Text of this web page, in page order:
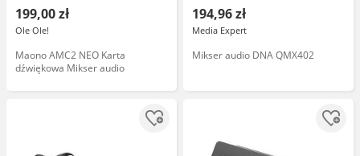
199,00 zł
Ole Ole!
Maono AMC2 NEO Karta
dźwiękowa Mikser audio
194,96 zł
Media Expert
Mikser audio DNA QMX402